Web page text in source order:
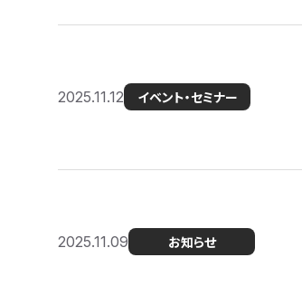
2025.11.12 イベント・セミナー
2025.11.09 お知らせ